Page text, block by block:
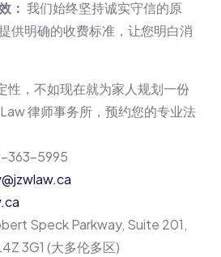
： 我们始终坚持诚实守信的原
供明确的收费标准，让您明白消
性，不如现在就为家人规划一份
律师事务所，预约您的专业法
363-5995
Speck Parkway, Suite 201,
3G1 (大多伦多区)